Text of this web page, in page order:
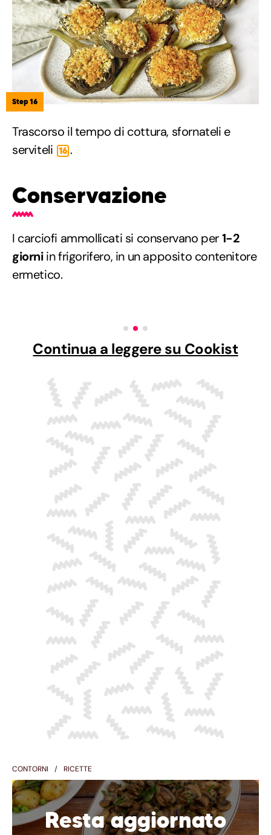
Step 16
Trascorso il tempo di cottura, sfornateli e
serviteli 16 .
Conservazione
I carciofi ammollicati si conservano per1-2
giorniin frigorifero, in un apposito contenitore
ermetico.
Continua a leggere su Cookist
CONTORNI RICETTE
Resta aggiornato